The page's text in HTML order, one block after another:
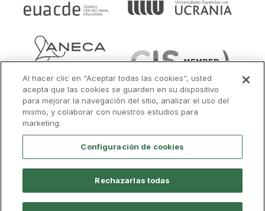
Al hacer clic en “Aceptar todas las cookies”, usted
acepta que las cookies se guarden en su dispositivo
para mejorar la navegación del sitio, analizar el uso del
mismo, y colaborar con nuestros estudios para
marketing.
Configuración de cookies
Rechazarlas todas